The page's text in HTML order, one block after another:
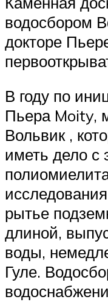
водосбором
докторе
В году по
Пьера Moity,
Вольвик ,
иметь дело с
рытье
длиной,
воды,
Гуле.